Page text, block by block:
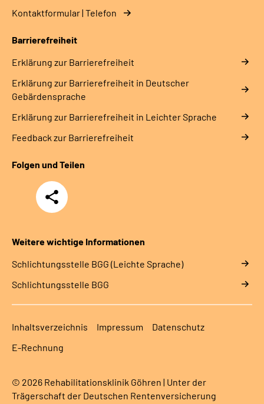
Kontaktformular | Telefon
Barrierefreiheit
Erklärung zur Barrierefreiheit
Erklärung zur Barrierefreiheit in Deutscher
Gebärdensprache
Erklärung zur Barrierefreiheit in Leichter Sprache
Feedback zur Barrierefreiheit
Folgen und Teilen
Teilen
Weitere wichtige Informationen
Schlich­tungs­stel­le BGG (Leichte Sprache)
Schlich­tungs­stel­le BGG
Inhaltsverzeichnis Impressum
Datenschutz
E-Rechnung
© 2026 Rehabilitationsklinik Göhren | Unter der
Trägerschaft der Deutschen Rentenversicherung